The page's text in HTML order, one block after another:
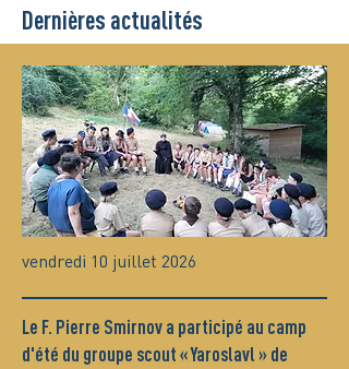
Dernières actualités
vendredi 10 juillet 2026
Le F. Pierre Smirnov a participé au camp
d'été du groupe scout « Yaroslavl » de